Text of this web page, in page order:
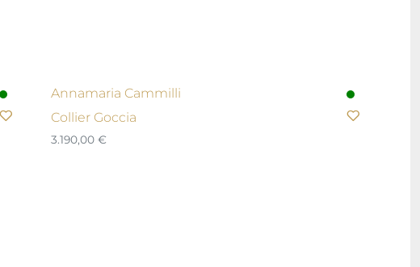
Annamaria Cammilli
Collier Goccia
3.190,00 €